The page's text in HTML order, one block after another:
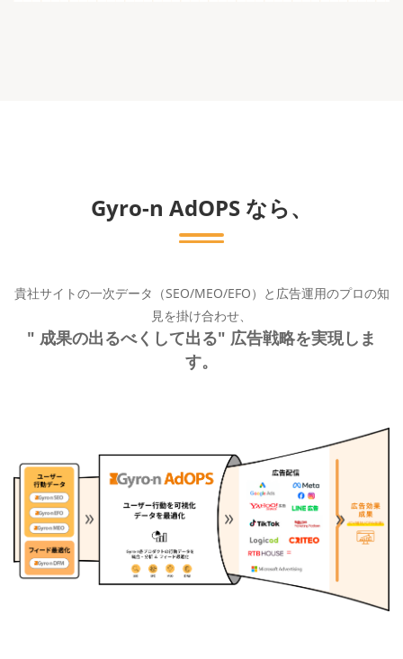
Gyro-n AdOPS なら、
貴社サイトの一次データ（SEO/MEO/EFO）と広告運用のプロの知
見を掛け合わせ、
" 成果の出るべくして出る" 広告戦略を実現しま
す。